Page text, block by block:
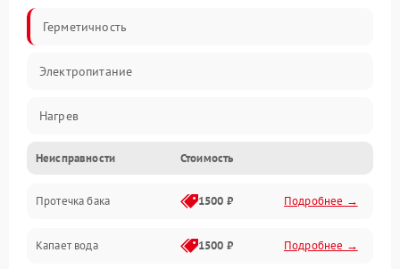
Герметичность
Электропитание
Нагрев
Датчики
Механика
Неисправности Стоимость
Протечка бака 1500 ₽ Подробнее →
Капает вода 1500 ₽ Подробнее →